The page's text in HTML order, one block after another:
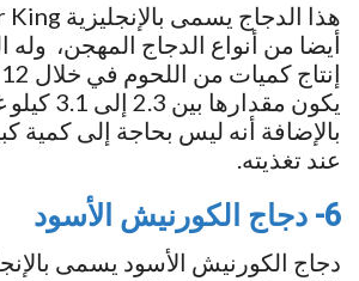
أيضا من أنواع الدجاج المهجن، وله
يكون
بالإضافة أنه ليس بحاجة إلى كمية
عند تغذيته.
6- دجاج الكورنيش الأسود